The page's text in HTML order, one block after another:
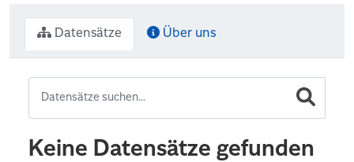
Datensätze Über uns
Keine Datensätze gefunden